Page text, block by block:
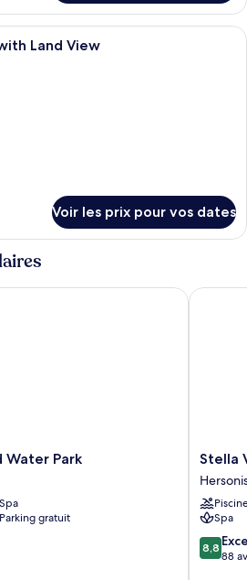
Bureau, rideaux occultants,
Land View
Voir les prix pour vos dates
Water Park
Spa
Parking gratuit
Park
Stella
Village
Seaside
Hotel
-
All
inclusive
Stella
Spa
8.8
sur
8,8
88
Stella